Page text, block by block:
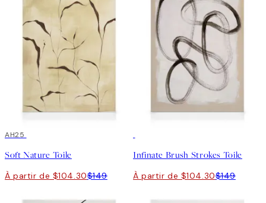
30%*
AH25
Soft Nature Toile
À partir de $104.30$149
Infinate Brush Strokes Toile
À partir de $104.30$149